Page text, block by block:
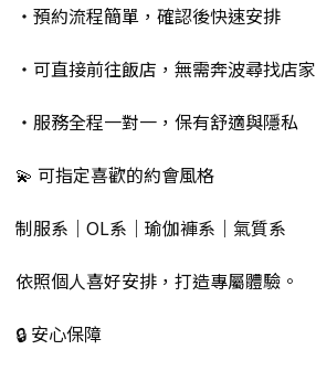
・預約流程簡單，確認後快速安排
・可直接前往飯店，無需奔波尋找店家
・服務全程一對一，保有舒適與隱私
💫 可指定喜歡的約會風格
制服系｜OL系｜瑜伽褲系｜氣質系
依照個人喜好安排，打造專屬體驗。
🔒 安心保障